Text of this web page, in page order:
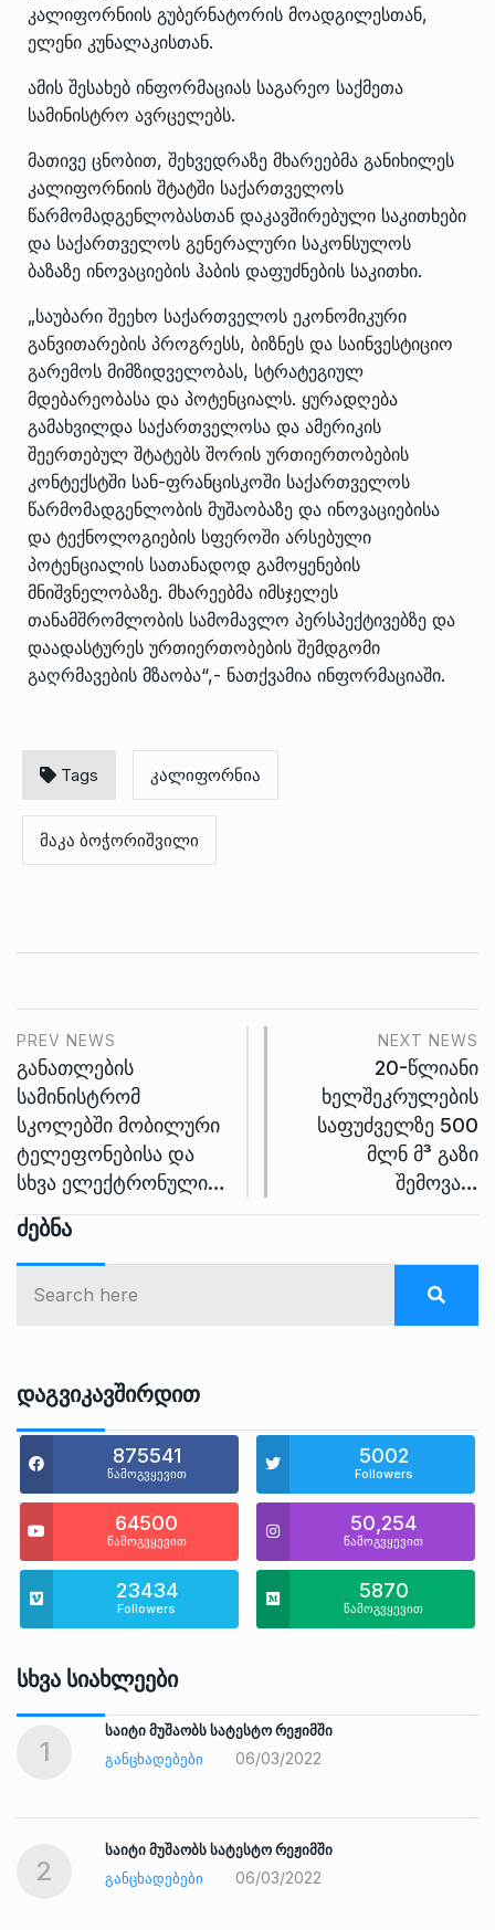
კალიფორნიის გუბერნატორის მოადგილესთან,
ელენი კუნალაკისთან.
ამის შესახებ ინფორმაციას საგარეო საქმეთა
სამინისტრო ავრცელებს.
მათივე ცნობით, შეხვედრაზე მხარეებმა განიხილეს
კალიფორნიის შტატში საქართველოს
წარმომადგენლობასთან დაკავშირებული საკითხები
და საქართველოს გენერალური საკონსულოს
ბაზაზე ინოვაციების ჰაბის დაფუძნების საკითხი.
„საუბარი შეეხო საქართველოს ეკონომიკური
განვითარების პროგრესს, ბიზნეს და საინვესტიციო
გარემოს მიმზიდველობას, სტრატეგიულ
მდებარეობასა და პოტენციალს. ყურადღება
გამახვილდა საქართველოსა და ამერიკის
შეერთებულ შტატებს შორის ურთიერთობების
კონტექსტში სან-ფრანცისკოში საქართველოს
წარმომადგენლობის მუშაობაზე და ინოვაციებისა
და ტექნოლოგიების სფეროში არსებული
პოტენციალის სათანადოდ გამოყენების
მნიშვნელობაზე. მხარეებმა იმსჯელეს
თანამშრომლობის სამომავლო პერსპექტივებზე და
დაადასტურეს ურთიერთობების შემდგომი
გაღრმავების მზაობა“,- ნათქვამია ინფორმაციაში.
Tags კალიფორნია
მაკა ბოჭორიშვილი
PREV NEWS
განათლების
სამინისტრომ
სკოლებში მობილური
ტელეფონებისა და
სხვა ელექტრონული…
NEXT NEWS
20-წლიანი
ხელშეკრულების
საფუძველზე 500
მლნ მ³ გაზი
შემოვა…
Ძებნა
Დაგვიკავშირდით
875541
წამოგვყევით
5002
Followers
64500
წამოგვყევით
50,254
წამოგვყევით
23434
Followers
5870
წამოგვყევით
Სხვა Სიახლეები
1
საიტი მუშაობს სატესტო რეჟიმში
ᲒᲐᲜᲪᲮᲐᲓᲔᲑᲔᲑᲘ
06/03/2022
2
საიტი მუშაობს სატესტო რეჟიმში
ᲒᲐᲜᲪᲮᲐᲓᲔᲑᲔᲑᲘ
06/03/2022